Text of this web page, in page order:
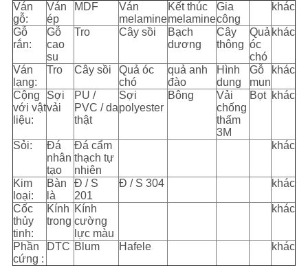
Ván
gỗ:
Ván
ép
MDF
Ván
melamine
Kết thúc
melamine
Gia
công
khác
Gỗ
rắn:
Gỗ
cao
su
Tro Cây sồi
Bạch
dương
Cây
thông
Quả
óc
chó
khác
Ván
lạng:
Tro Cây sồi
Quả óc
chó
quả anh
đào
Hình
dung
Gỗ
mun
khác
Cộng
với vật
liệu:
Sợi
vải
PU /
PVC / da
thật
Sợi
polyester
Bông
Vải
chống
thấm
3M
Bọt khác
Sỏi:
Đá
nhân
tạo
Đá cẩm
thạch tự
nhiên
khác
Kim
loại:
Bàn
là
Đ / S
201
Đ / S 304 khác
Cốc
thủy
tinh:
Kính
trong
Kính
cường
lực màu
khác
Phần
cứng :
DTC Blum Hafele khác